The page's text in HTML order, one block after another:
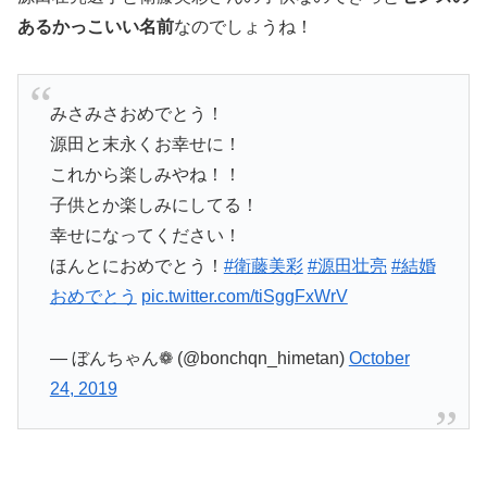
あるかっこいい名前なのでしょうね！
みさみさおめでとう！
源田と末永くお幸せに！
これから楽しみやね！！
子供とか楽しみにしてる！
幸せになってください！
ほんとにおめでとう！ #衛藤美彩 #源田壮亮 #結婚
おめでとう pic.twitter.com/tiSggFxWrV
— ぼんちゃん❁ (@bonchqn_himetan) October
24, 2019